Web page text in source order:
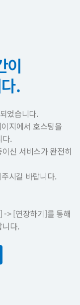
이
.
었습니다.
지에서 호스팅을
다.
신 서비스가 완전히
시길 바랍니다.
-> [연장하기]를 통해
니다.